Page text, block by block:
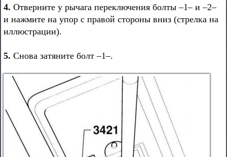
4. Отверните у рычага переключения болты –1– и –2–
и нажмите на упор с правой стороны вниз (стрелка на
иллюстрации).
5. Снова затяните болт –1–.